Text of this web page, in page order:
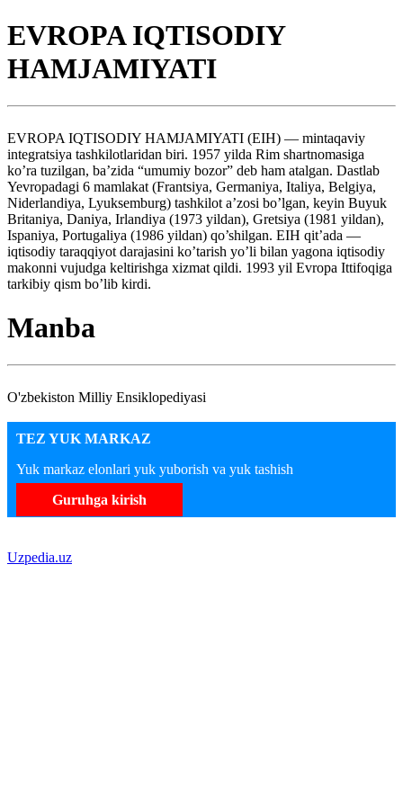
EVROPA IQTISODIY
HAMJAMIYATI
EVROPA IQTISODIY HAMJAMIYATI (EIH) — mintaqaviy
integratsiya tashkilotlaridan biri. 1957 yilda Rim shartnomasiga
ko’ra tuzilgan, ba’zida “umumiy bozor” deb ham atalgan. Dastlab
Yevropadagi 6 mamlakat (Frantsiya, Germaniya, Italiya, Belgiya,
Niderlandiya, Lyuksemburg) tashkilot a’zosi bo’lgan, keyin Buyuk
Britaniya, Daniya, Irlandiya (1973 yildan), Gretsiya (1981 yildan),
Ispaniya, Portugaliya (1986 yildan) qo’shilgan. EIH qit’ada —
iqtisodiy taraqqiyot darajasini ko’tarish yo’li bilan yagona iqtisodiy
makonni vujudga keltirishga xizmat qildi. 1993 yil Evropa Ittifoqiga
tarkibiy qism bo’lib kirdi.
Manba
O'zbekiston Milliy Ensiklopediyasi
TEZ YUK MARKAZ
Yuk markaz elonlari yuk yuborish va yuk tashish
Guruhga kirish
Uzpedia.uz